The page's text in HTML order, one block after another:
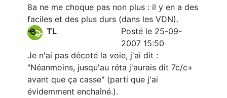
8a ne me choque pas non plus : il y en a des
faciles et des plus durs (dans les VDN).
TL
Posté le 25-09-
2007 15:50
Je n'ai pas décoté la voie, j'ai dit :
"Néanmoins, jusqu'au réta j'aurais dit 7c/c+
avant que ça casse" (parti que j'ai
évidemment enchaîné.).